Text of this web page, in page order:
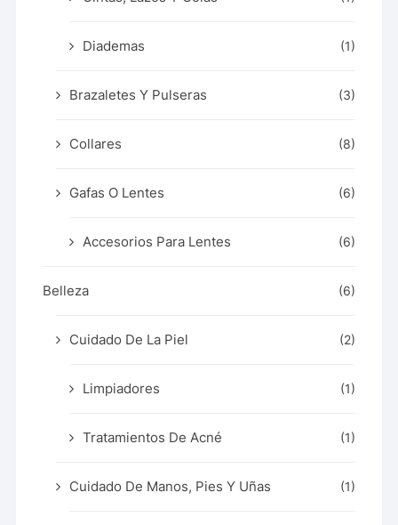
Diademas (1)
Brazaletes Y Pulseras (3)
Collares (8)
Gafas O Lentes (6)
Accesorios Para Lentes (6)
Belleza (6)
Cuidado De La Piel (2)
Limpiadores (1)
Tratamientos De Acné (1)
Cuidado De Manos, Pies Y Uñas (1)